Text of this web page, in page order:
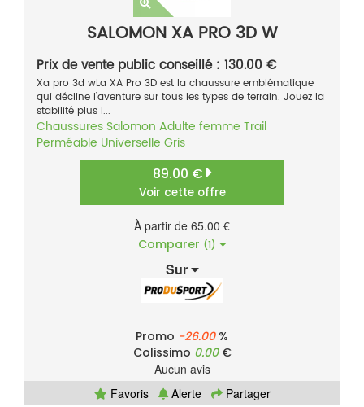
SALOMON XA PRO 3D W
Prix de vente public conseillé : 130.00 €
Xa pro 3d wLa XA Pro 3D est la chaussure emblématique
qui décline l’aventure sur tous les types de terrain. Jouez la
stabilité plus l...
Chaussures Salomon Adulte femme Trail
Perméable Universelle Gris
89.00 €
Voir cette offre
À partir de 65.00 €
Comparer (1)
Sur
Promo -26.00%
Colissimo 0.00€
Aucun avis
Favoris
Alerte Partager